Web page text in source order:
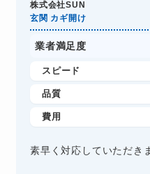
株式会社SUN
玄関 カギ開け
業者満足度
スピード
品質
費用
素早く対応していただき